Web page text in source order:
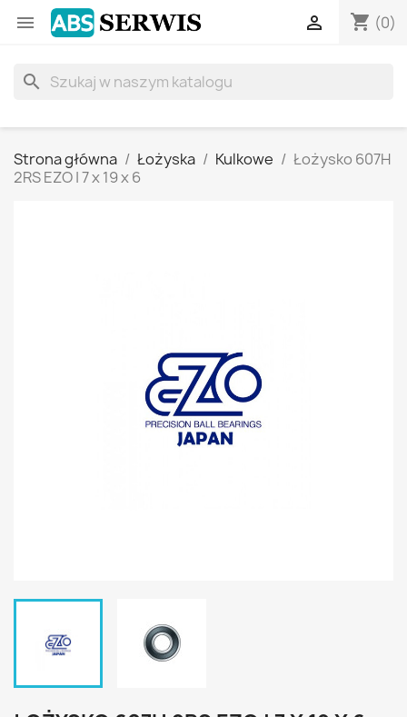
 shopping_cart (0)

search
Strona główna Łożyska Kulkowe
Łożysko 607H
2RS EZO | 7 x 19 x 6